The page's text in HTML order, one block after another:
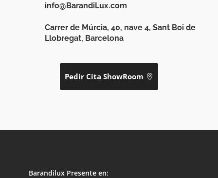
info@BarandiLux.com
Carrer de Múrcia, 40, nave 4, Sant Boi de
Llobregat, Barcelona
Pedir Cita ShowRoom
Barandilux Presente en: